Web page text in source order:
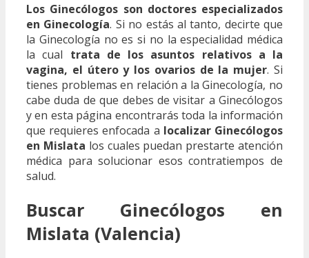
Los Ginecólogos son doctores especializados
en Ginecología. Si no estás al tanto, decirte que
la Ginecología no es si no la especialidad médica
la cual trata de los asuntos relativos a la
vagina, el útero y los ovarios de la mujer. Si
tienes problemas en relación a la Ginecología, no
cabe duda de que debes de visitar a Ginecólogos
y en esta página encontrarás toda la información
que requieres enfocada a localizar Ginecólogos
en Mislata los cuales puedan prestarte atención
médica para solucionar esos contratiempos de
salud.
Buscar Ginecólogos en
Mislata (Valencia)